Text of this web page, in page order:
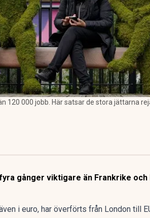
120 000 jobb. Här satsar de stora jättarna
gånger viktigare än Frankrike och
i euro, har överförts från London till